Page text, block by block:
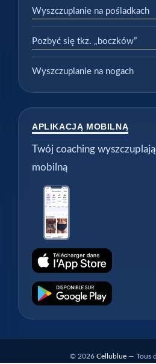
Wyszczuplanie na pośladkach
Pozbyć się tkz. „boczków”
Wyszczuplanie na nogach
APLIKACJĄ MOBILNĄ
Twój coaching
mobilną
© 2026 Cellublue — Tous